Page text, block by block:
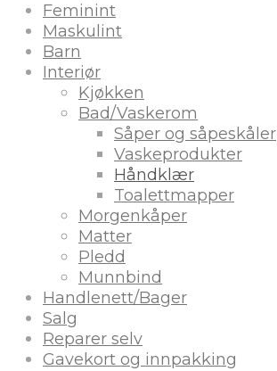
Feminint
Maskulint
Barn
Interiør
Kjøkken
Bad/Vaskerom
Såper og såpeskåler
Vaskeprodukter
Håndklær
Toalettmapper
Morgenkåper
Matter
Pledd
Munnbind
Handlenett/Bager
Salg
Reparer selv
Gavekort og innpakking